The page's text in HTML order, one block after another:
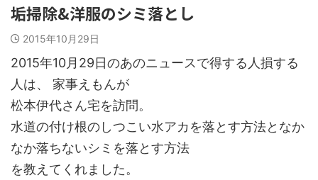
垢掃除&洋服のシミ落とし
2015年10月29日
2015年10月29日のあのニュースで得する人損する
人は、 家事えもんが
松本伊代さん宅を訪問。
水道の付け根のしつこい水アカを落とす方法となか
なか落ちないシミを落とす方法
を教えてくれました。